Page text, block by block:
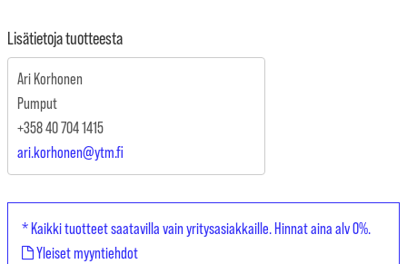
Lisätietoja tuotteesta
Ari Korhonen
Pumput
+358 40 704 1415
ari.korhonen@ytm.fi
* Kaikki tuotteet saatavilla vain yritysasiakkaille. Hinnat aina alv 0%.
Yleiset myyntiehdot